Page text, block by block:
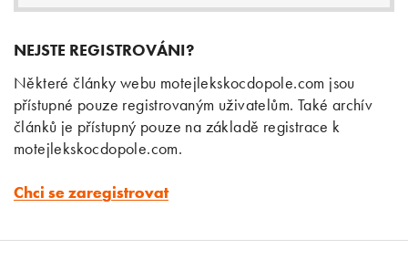
NEJSTE REGISTROVÁNI?
Některé články webu motejlekskocdopole.com jsou
přístupné pouze registrovaným uživatelům. Také archív
článků je přístupný pouze na základě registrace k
motejlekskocdopole.com.
Chci se zaregistrovat